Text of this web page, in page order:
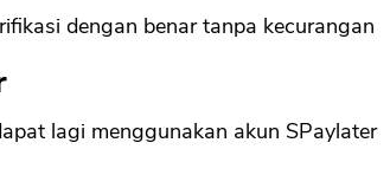
dengan benar tanpa kecurangan
lagi menggunakan akun SPaylater